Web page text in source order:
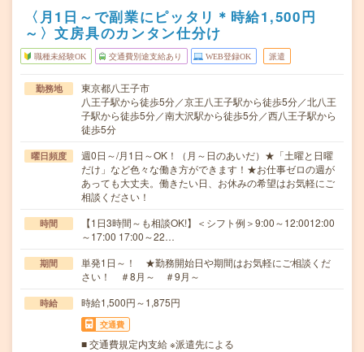
〈月1日～で副業にピッタリ＊時給1,500円
～〉文房具のカンタン仕分け
職種未経験OK 交通費別途支給あり WEB登録OK 派遣
勤務地
東京都八王子市
八王子駅から徒歩5分／京王八王子駅から徒歩5分／北八王
子駅から徒歩5分／南大沢駅から徒歩5分／西八王子駅から
徒歩5分
曜日頻度
週0日～/月1日～OK！（月～日のあいだ）★「土曜と日曜
だけ」など色々な働き方ができます！★お仕事ゼロの週が
あっても大丈夫。働きたい日、お休みの希望はお気軽にご
相談ください！
時間
【1日3時間～も相談OK!】＜シフト例＞9:00～12:0012:00
～17:00 17:00～22…
期間
単発1日～！ ★勤務開始日や期間はお気軽にご相談くだ
さい！ ＃8月～ ＃9月～
時給 時給1,500円～1,875円
交通費
■ 交通費規定内支給 ※派遣先による